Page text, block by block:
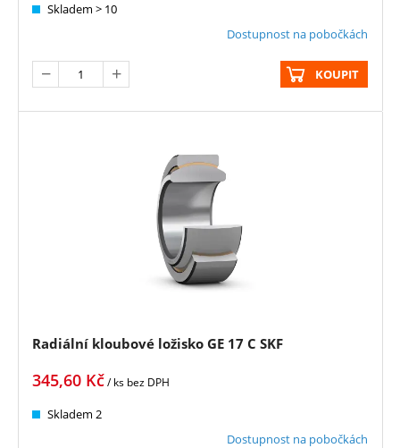
Skladem > 10
Dostupnost na pobočkách
KOUPIT
Radiální kloubové ložisko GE 17 C SKF
345,60 Kč/ ks bez DPH
Skladem 2
Dostupnost na pobočkách